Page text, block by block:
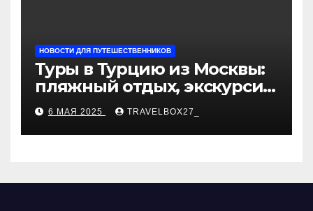
НОВОСТИ ДЛЯ ПУТЕШЕСТВЕННИКОВ
Туры в Турцию из Москвы:
пляжный отдых, экскурсии
и лучшие курорты
6 МАЯ 2025 TRAVELBOX27_